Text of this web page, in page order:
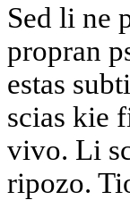
Sed li ne
propran
estas
scias kie
vivo. Li
ripozo.